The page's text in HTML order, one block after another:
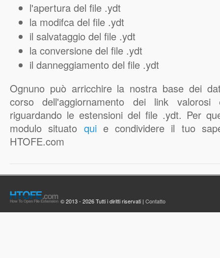
l'apertura del file .ydt
la modifca del file .ydt
il salvataggio del file .ydt
la conversione del file .ydt
il danneggiamento del file .ydt
Ognuno può arricchire la nostra base dei
corso dell'aggiornamento dei link valorosi
riguardando le estensioni del file .ydt. Per
modulo situato quie condividere il tuo
HTOFE.com
© 2013 - 2026 Tutti i diritti riservati | Contatto